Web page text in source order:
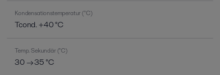
Kondensationstemperatur (°C)
Tcond. +40 °C
Temp. Sekundär (°C)
30 → 35 °C